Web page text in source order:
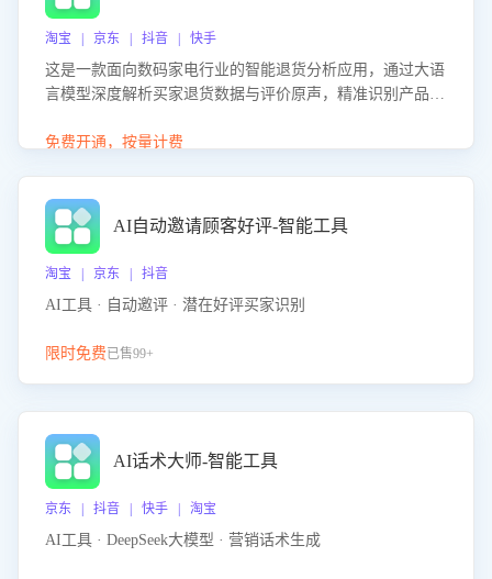
淘宝 | 京东 | 抖音 | 快手
这是一款面向数码家电行业的智能退货分析应用，通过大语
言模型深度解析买家退货数据与评价原声，精准识别产品质
改进建议，通过挖掘用户痛点驱动产品迭代，从根本上降低
免费开通，按量计费
AI自动邀请顾客好评-智能工具
淘宝 | 京东 | 抖音
AI工具 · 自动邀评 · 潜在好评买家识别
限时免费已售99+
AI话术大师-智能工具
京东 | 抖音 | 快手 | 淘宝
AI工具 · DeepSeek大模型 · 营销话术生成